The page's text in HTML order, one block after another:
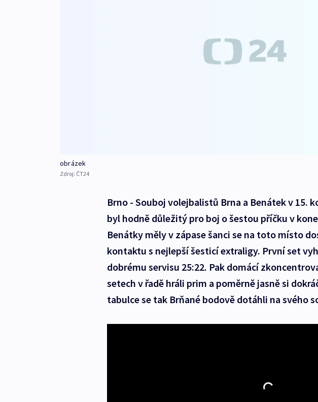
obrázek
Zdroj: ČT24
Brno - Souboj volejbalistů Brna a Benátek v 15.
byl hodně důležitý pro boj o šestou příčku v
Benátky měly v zápase šanci se na toto místo
kontaktu s nejlepší šesticí extraligy. První set
dobrému servisu 25:22. Pak domácí
setech v řadě hráli prim a poměrně jasně si
tabulce se tak Brňané bodově dotáhli na svého